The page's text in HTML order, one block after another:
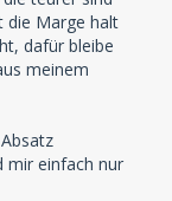
auf andere
bin, waren
Endkunden
und mir
die Marge halt
dafür bleibe
meinem
mir einfach nur